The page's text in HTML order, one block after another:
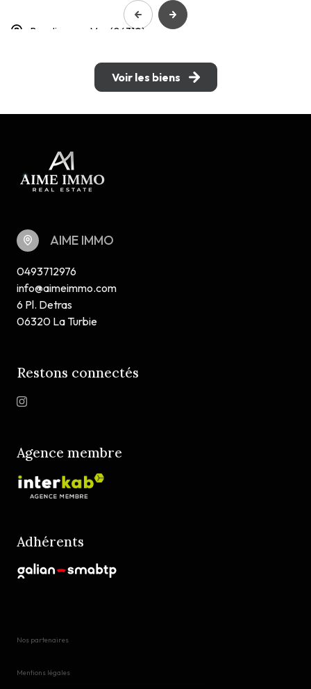
Beaulieu-sur-Mer (06310)
AIME IMMO
6 Pl. Detras